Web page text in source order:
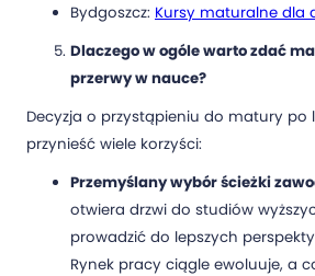
Bydgoszcz: Kursy maturalne dla
Dlaczego w ogóle warto zdać
przerwy w nauce?
Decyzja o przystąpieniu do matury po
przynieść wiele korzyści:
Przemyślany wybór ścieżki
otwiera drzwi do studiów
prowadzić do lepszych
Rynek pracy ciągle ewoluuje, a